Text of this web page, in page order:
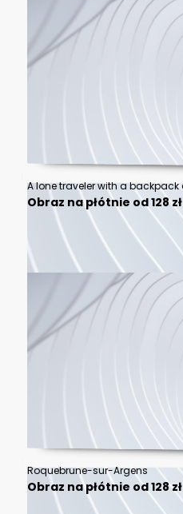
Obraz na płótnie od 128 zł
Roquebrune-sur-Argens
Obraz na płótnie od 128 zł